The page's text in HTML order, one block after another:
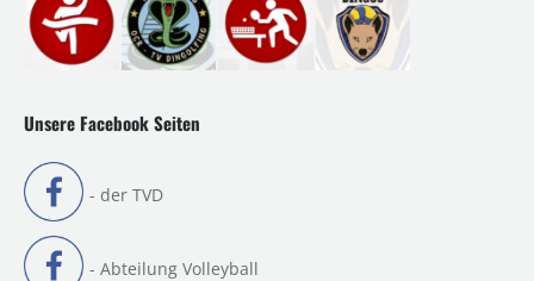
Unsere Facebook Seiten
- der TVD
- Abteilung Volleyball